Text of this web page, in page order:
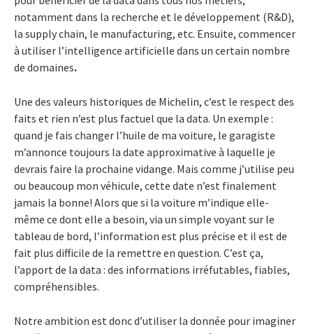
notamment dans la recherche et le développement (R&D),
la supply chain, le manufacturing, etc. Ensuite, commencer
à utiliser l’intelligence artificielle dans un certain nombre
de domaines.
Une des valeurs historiques de Michelin, c’est le respect des
faits et rien n’est plus factuel que la data. Un exemple :
quand je fais changer l’huile de ma voiture, le garagiste
m’annonce toujours la date approximative à laquelle je
devrais faire la prochaine vidange. Mais comme j’utilise peu
ou beaucoup mon véhicule, cette date n’est finalement
jamais la bonne! Alors que si la voiture m’indique elle-
même ce dont elle a besoin, via un simple voyant sur le
tableau de bord, l’information est plus précise et il est de
fait plus difficile de la remettre en question. C’est ça,
l’apport de la data : des informations irréfutables, fiables,
compréhensibles.
Notre ambition est donc d’utiliser la donnée pour imaginer